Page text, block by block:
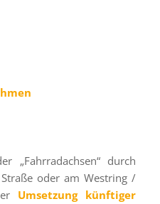
„Fahrradachsen“ durch
oder am Westring /
Umsetzung künftiger